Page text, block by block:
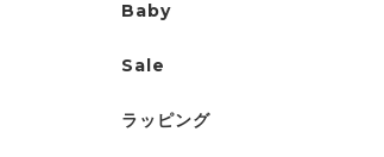
Baby
Sale
ラッピング